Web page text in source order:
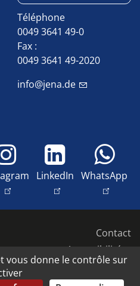
Téléphone
0049 3641 49-0
Fax :
0049 3641 49-2020
info@jena.de
LinkedIn WhatsApp
Contact
Accessibilité
de confidentialité
Mentions légales
vous donne le contrôle sur